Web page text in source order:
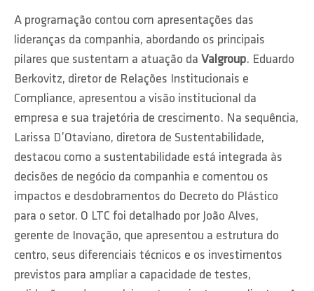
A programação contou com apresentações das
lideranças da companhia, abordando os principais
pilares que sustentam a atuação da Valgroup. Eduardo
Berkovitz, diretor de Relações Institucionais e
Compliance, apresentou a visão institucional da
empresa e sua trajetória de crescimento. Na sequência,
Larissa D’Otaviano, diretora de Sustentabilidade,
destacou como a sustentabilidade está integrada às
decisões de negócio da companhia e comentou os
impactos e desdobramentos do Decreto do Plástico
para o setor. O LTC foi detalhado por João Alves,
gerente de Inovação, que apresentou a estrutura do
centro, seus diferenciais técnicos e os investimentos
previstos para ampliar a capacidade de testes,